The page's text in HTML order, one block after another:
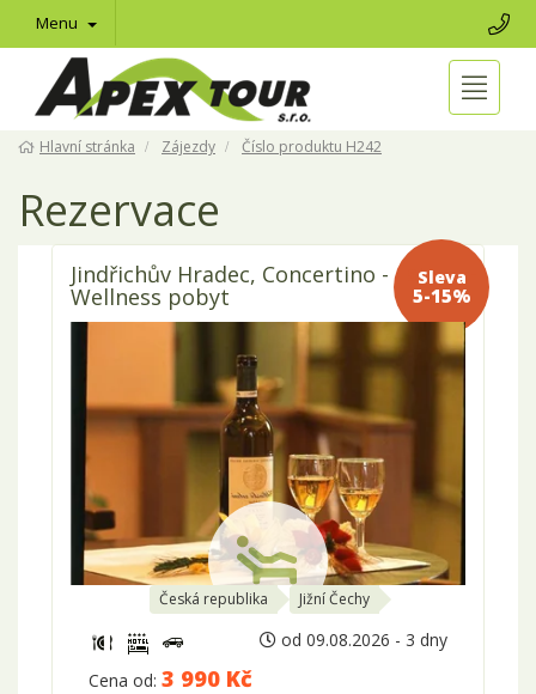
Menu
Hlavní stránka Zájezdy Číslo produktu H242
Rezervace
Sleva 5-
15%
Jindřichův Hradec, Concertino -
Wellness pobyt
Česká republika Jižní Čechy
od 09.08.2026 - 3 dny
Cena od: 3 990 Kč